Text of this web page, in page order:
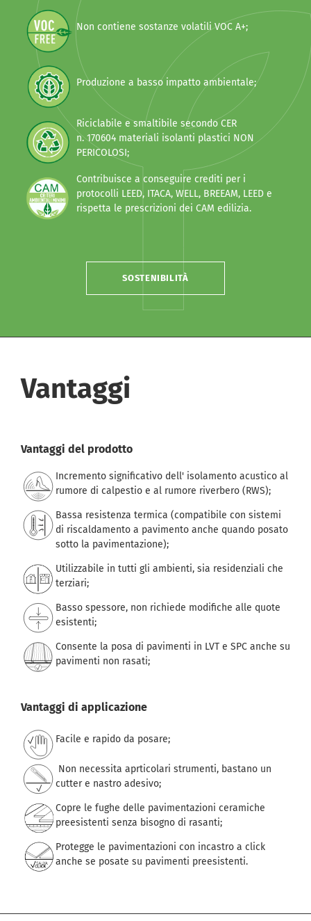
Non contiene sostanze volatili VOC A+;
Produzione a basso impatto ambientale;
Riciclabile e smaltibile secondo CER
n. 170604 materiali isolanti plastici NON
PERICOLOSI;
Contribuisce a conseguire crediti per i
protocolli LEED, ITACA, WELL, BREEAM, LEED e
rispetta le prescrizioni dei CAM edilizia.
SOSTENIBILITÀ
Vantaggi
Vantaggi del prodotto
Incremento significativo dell' isolamento acustico al
rumore di calpestio e al rumore riverbero (RWS);
Bassa resistenza termica (compatibile con sistemi
di riscaldamento a pavimento anche quando posato
sotto la pavimentazione);
Utilizzabile in tutti gli ambienti, sia residenziali che
terziari;
Basso spessore, non richiede modifiche alle quote
esistenti;
Consente la posa di pavimenti in LVT e SPC anche su
pavimenti non rasati;
Vantaggi di applicazione
Facile e rapido da posare;
Non necessita aprticolari strumenti, bastano un
cutter e nastro adesivo;
Copre le fughe delle pavimentazioni ceramiche
preesistenti senza bisogno di rasanti;
Protegge le pavimentazioni con incastro a click
anche se posate su pavimenti preesistenti.